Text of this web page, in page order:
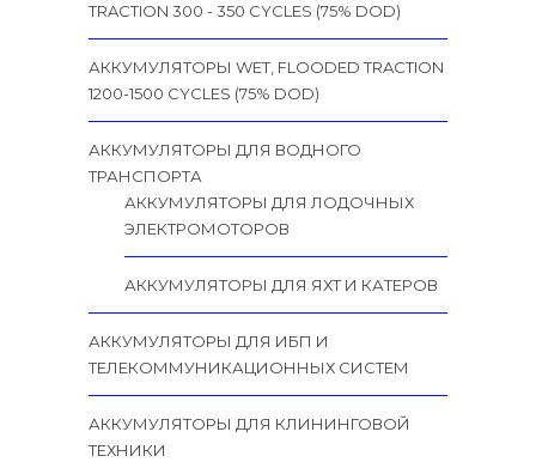
TRACTION 300 - 350 CYCLES (75% DOD)
АККУМУЛЯТОРЫ WET, FLOODED TRACTION
1200-1500 CYCLES (75% DOD)
АККУМУЛЯТОРЫ ДЛЯ ВОДНОГО
ТРАНСПОРТА
АККУМУЛЯТОРЫ ДЛЯ ЛОДОЧНЫХ
ЭЛЕКТРОМОТОРОВ
АККУМУЛЯТОРЫ ДЛЯ ЯХТ И КАТЕРОВ
АККУМУЛЯТОРЫ ДЛЯ ИБП И
ТЕЛЕКОММУНИКАЦИОННЫХ СИСТЕМ
АККУМУЛЯТОРЫ ДЛЯ КЛИНИНГОВОЙ
ТЕХНИКИ